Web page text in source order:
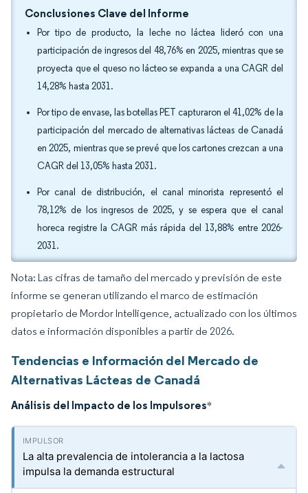
Conclusiones Clave del Informe
Por tipo de producto, la leche no láctea lideró con una
participación de ingresos del 48,76% en 2025, mientras que se
proyecta que el queso no lácteo se expanda a una CAGR del
14,28% hasta 2031.
Por tipo de envase, las botellas PET capturaron el 41,02% de la
participación del mercado de alternativas lácteas de Canadá
en 2025, mientras que se prevé que los cartones crezcan a una
CAGR del 13,05% hasta 2031.
Por canal de distribución, el canal minorista representó el
78,12% de los ingresos de 2025, y se espera que el canal
horeca registre la CAGR más rápida del 13,88% entre 2026-
2031.
Nota: Las cifras de tamaño del mercado y previsión de este
informe se generan utilizando el marco de estimación
propietario de Mordor Intelligence, actualizado con los últimos
datos e información disponibles a partir de 2026.
Tendencias e Información del Mercado de
Alternativas Lácteas de Canadá
Análisis del Impacto de los Impulsores*
La alta prevalencia de intolerancia a la lactosa
impulsa la demanda estructural